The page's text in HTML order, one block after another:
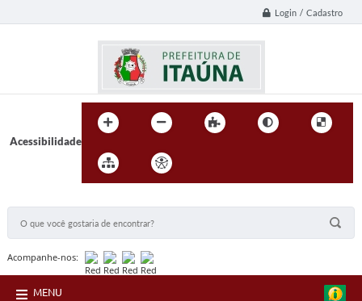
Login / Cadastro
Acessibilidade
Acompanhe-nos:
MENU